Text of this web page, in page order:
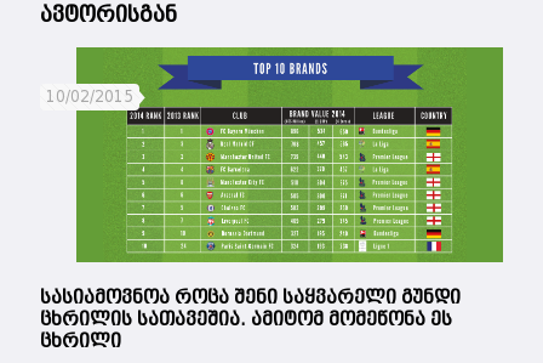
ავტორისგან
10/02/2015
სასიამოვნოა როცა შენი საყვარელი გუნდი
ცხრილის სათავეშია. ამიტომ მომეწონა ეს
ცხრილი